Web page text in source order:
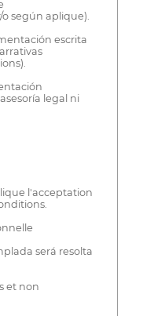
según aplique).
escrita
legal ni
l'acceptation
será resolta
et non